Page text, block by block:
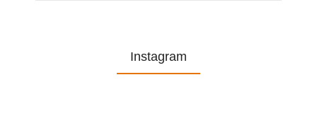
Instagram